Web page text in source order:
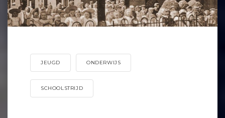
JEUGD ONDERWIJS
SCHOOLSTRIJD